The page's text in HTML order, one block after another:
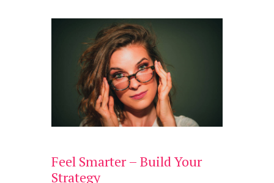
Feel Smarter – Build Your
Strategy